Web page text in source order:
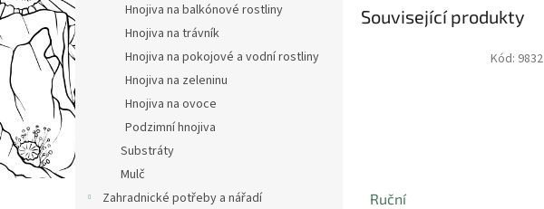
Hnojiva na balkónové rostliny
Hnojiva na trávník
Hnojiva na pokojové a vodní rostliny
Hnojiva na zeleninu
Hnojiva na ovoce
Podzimní hnojiva
Substráty
Mulč
Zahradnické potřeby a nářadí
Související produkty
Ruční
Kód: 9832